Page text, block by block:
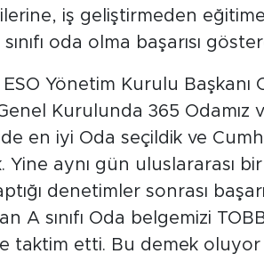
iş geliştirmeden
oda olma başarısı
Yönetim Kurulu Başkanı
Kurulunda 365 Odamız
en iyi Oda seçildik ve
Yine aynı gün uluslararası
denetimler sonrası
sınıfı Oda belgemizi TOBB
taktim etti. Bu demek oluyor